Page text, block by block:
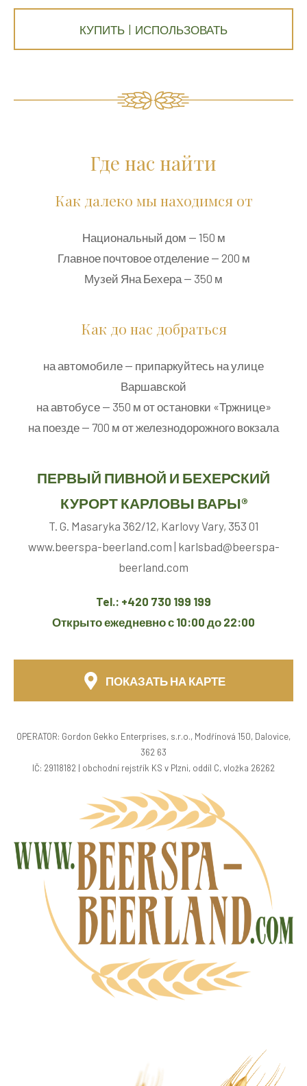
КУПИТЬ | ИСПОЛЬЗОВАТЬ
Где нас найти
Как далеко мы находимся от
Национальный дом — 150 м
Главное почтовое отделение — 200 м
Музей Яна Бехера — 350 м
Как до нас добраться
на автомобиле — припаркуйтесь на улице
Варшавской
на автобусе — 350 м от остановки «Тржнице»
на поезде — 700 м от железнодорожного вокзала
ПЕРВЫЙ ПИВНОЙ И БЕХЕРСКИЙ
КУРОРТ КАРЛОВЫ ВАРЫ®
T. G. Masaryka 362/12, Karlovy Vary, 353 01
www.beerspa-beerland.com | karlsbad@beerspa-
beerland.com
Tel.: +420 730 199 199
Открыто ежедневно с 10:00 до 22:00
ПОКАЗАТЬ НА КАРТЕ
OPERATOR: Gordon Gekko Enterprises, s.r.o., Modřínová 150, Dalovice,
362 63
IČ: 29118182 | obchodní rejstřík KS v Plzni, oddíl C, vložka 26262